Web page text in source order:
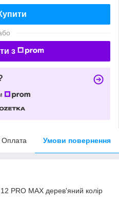
з
Оплата Умови повернення
PRO MAX дерев'яний колір